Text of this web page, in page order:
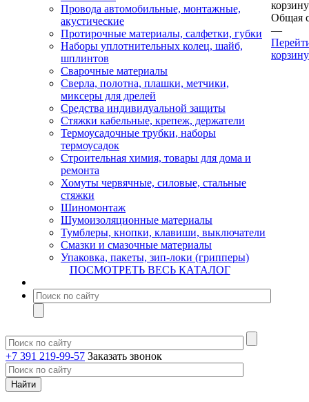
Провода автомобильные, монтажные,
акустические
Протирочные материалы, салфетки, губки
Наборы уплотнительных колец, шайб,
шплинтов
Сварочные материалы
Сверла, полотна, плашки, метчики,
миксеры для дрелей
Средства индивидуальной защиты
Стяжки кабельные, крепеж, держатели
Термоусадочные трубки, наборы
термоусадок
Строительная химия, товары для дома и
ремонта
Хомуты червячные, силовые, стальные
стяжки
Шиномонтаж
Шумоизоляционные материалы
Тумблеры, кнопки, клавиши, выключатели
Смазки и смазочные материалы
Упаковка, пакеты, зип-локи (грипперы)
ПОСМОТРЕТЬ ВЕСЬ КАТАЛОГ
+7 391 219-99-57 Заказать звонок
Общая
—
корзину